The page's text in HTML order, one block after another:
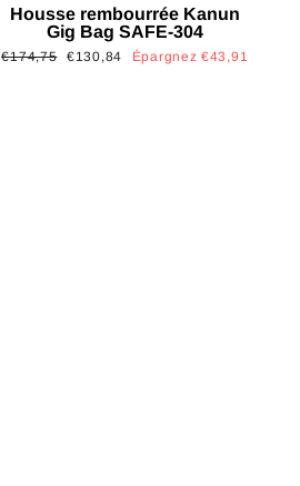
Housse rembourrée Kanun
Gig Bag SAFE-304
Prix
€174,75
Prix
€130,84 Épargnez €43,91